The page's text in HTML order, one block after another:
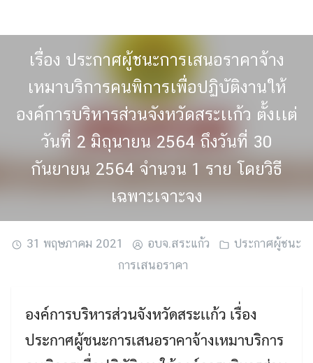
เรื่อง ประกาศผู้ชนะการเสนอราคาจ้าง
เหมาบริการคนพิการเพื่อปฏิบัติงานให้
องค์การบริหารส่วนจังหวัดสระเเก้ว ตั้งเเต่
วันที่ 2 มิถุนายน 2564 ถึงวันที่ 30
กันยายน 2564 จำนวน 1 ราย โดยวิธี
เฉพาะเจาะจง
31 พฤษภาคม 2021 อบจ.สระแก้ว
ประกาศผู้ชนะ
การเสนอราคา
องค์การบริหารส่วนจังหวัดสระเเก้ว เรื่อง
ประกาศผู้ชนะการเสนอราคาจ้างเหมาบริการ